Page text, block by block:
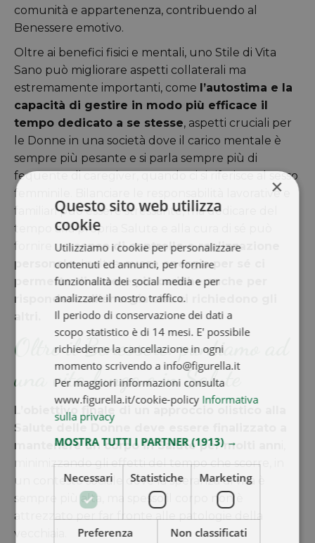
comunità e appartenenza, contribuendo al
Benessere emotivo.
Oltre ai benefici fisici e mentali, uno Stile di Vita
Sano può migliorare aspetti collaterali ma
estremamente importanti, come l’autostima e la
capacità di gestire in modo più efficace il
tempo dedicato a se stesse, aspetti cruciali per
le Donne in una società dove il carico mentale è
sempre più pesante e si parla sempre più di
fequente di caregiver, quando ci si riferisce al sesso
femminile. Bilanciare le responsabilità lavorative e
familiari può essere stressante, ma dedicare del
tempo alla propria Salute e alla cura di sé può
fornire unsenso di controllo e realizzazione
personale.Inoltre,avere energia per sé ci
permette di essere più cariche anche per
rispondere all’energia che ci richiedono gli
altri.
Oltre il Benessere: puntiamo ad
una vita lunga e in Salute
L’obiettivo finale di un approccio olistico alla
Salute delle Donne deve essere finalizzato a
mantenere un corpo in Salute per molti ann
minimizzando gli effetti del tempo che scorre, in
un contesto sociale dove la speranza di vita è
sempre più alta, ma spesso il corpo non è
attrezzato per far fronte alle patologie della
vecchiaia.
×
Questo sito web utilizza
cookie
Utilizziamo i cookie per personalizzare
contenuti ed annunci, per fornire
funzionalità dei social media e per
analizzare il nostro traffico.
Il periodo di conservazione dei dati a
scopo statistico è di 14 mesi. E' possibile
richiederne la cancellazione in ogni
momento scrivendo a info@figurella.it
Per maggiori informazioni consulta
www.figurella.it/cookie-policy Informativa
sulla privacy
MOSTRA TUTTI I PARTNER(1913) →
Necessari Statistiche Marketing
Preferenza Non classificati